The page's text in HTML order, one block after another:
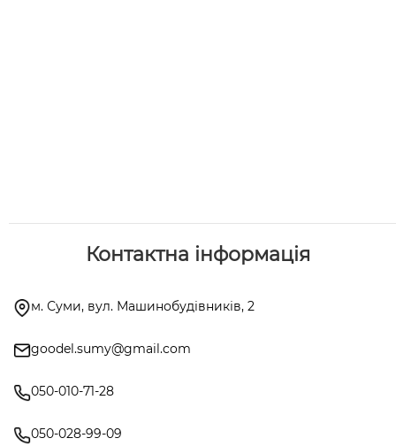
Контактна інформація
м. Суми, вул. Машинобудівників, 2
goodel.sumy@gmail.com
050-010-71-28
050-028-99-09